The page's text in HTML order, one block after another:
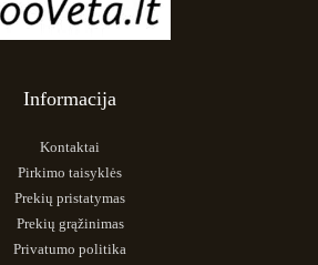
Informacija
Kontaktai
Pirkimo taisyklės
Prekių pristatymas
Prekių grąžinimas
Privatumo politika